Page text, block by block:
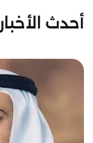
أحدث الأخبار